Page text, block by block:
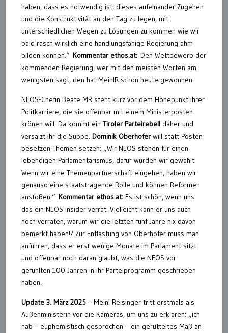
haben, dass es notwendig ist, dieses aufeinander Zugehen
und die Konstruktivität an den Tag zu legen, mit
unterschiedlichen Wegen zu Lösungen zu kommen wie wir
bald rasch wirklich eine handlungsfähige Regierung ahm
bilden können.“ Kommentar ethos.at: Den Wettbewerb der
kommenden Regierung, wer mit den meisten Worten am
wenigsten sagt, den hat MeinlR schon heute gewonnen.
NEOS-Chefin Beate MR steht kurz vor dem Höhepunkt ihrer
Politkarriere, die sie offenbar mit einem Ministerposten
krönen will. Da kommt ein Tiroler Parteirebell daher und
versalzt ihr die Suppe. Dominik Oberhofer will statt Posten
besetzen Themen setzen: „Wir NEOS stehen für einen
lebendigen Parlamentarismus, dafür wurden wir gewählt.
Wenn wir eine Themenpartnerschaft eingehen, haben wir
genauso eine staatstragende Rolle und können Reformen
anstoßen.“ Kommentar ethos.at: Es ist schön, wenn uns
das ein NEOS Insider verrät. Vielleicht kann er uns auch
noch verraten, warum wir die letzten fünf Jahre nix davon
bemerkt haben!? Zur Entlastung von Oberhofer muss man
anführen, dass er erst wenige Monate im Parlament sitzt
und offenbar noch daran glaubt, was die NEOS vor
gefühlten 100 Jahren in ihr Parteiprogramm geschrieben
haben.
Update 3. März 2025 – Meinl Reisinger tritt erstmals als
Außenministerin vor die Kameras, um uns zu erklären: „ich
hab – euphemistisch gesprochen – ein gerütteltes Maß an